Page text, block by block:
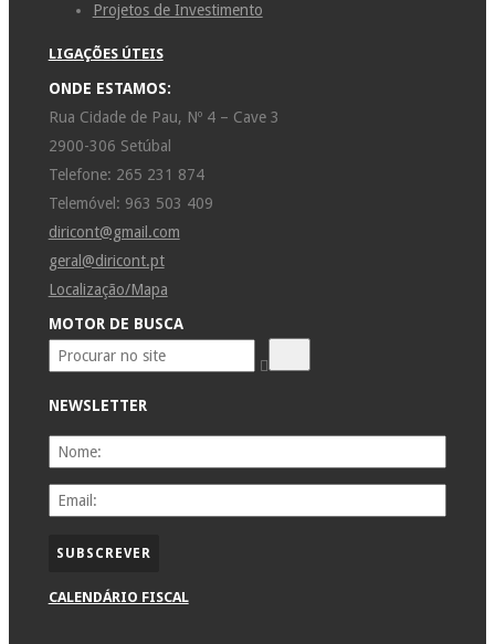
Projetos de Investimento
LIGAÇÕES ÚTEIS
ONDE ESTAMOS:
Rua Cidade de Pau, Nº 4 – Cave 3
2900-306 Setúbal
Telefone: 265 231 874
Telemóvel: 963 503 409
diricont@gmail.com
geral@diricont.pt
Localização/Mapa
MOTOR DE BUSCA
NEWSLETTER
CALENDÁRIO FISCAL